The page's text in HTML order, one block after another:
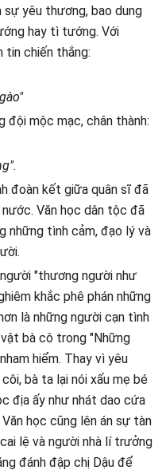
sự yêu thương, bao dung
hay tì tướng. Với
tin chiến thắng:
đội mộc mạc, chân thành:
đoàn kết giữa quân sĩ đã
Văn học dân tộc đã
những tình cảm, đạo lý và
"thương người như
khắc phê phán những
là những người cạn tình
vật bà cô trong "Những
hiểm. Thay vì yêu
bà ta lại nói xấu mẹ bé
địa ấy như nhát dao cứa
học cũng lên án sự tàn
lệ và người nhà lí trưởng
đánh đập chị Dậu để